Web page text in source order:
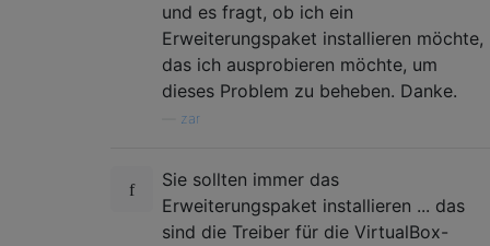
und es fragt, ob ich ein
Erweiterungspaket installieren möchte,
das ich ausprobieren möchte, um
dieses Problem zu beheben. Danke.
zar
Sie sollten immer das
Erweiterungspaket installieren ... das
sind die Treiber für die VirtualBox-